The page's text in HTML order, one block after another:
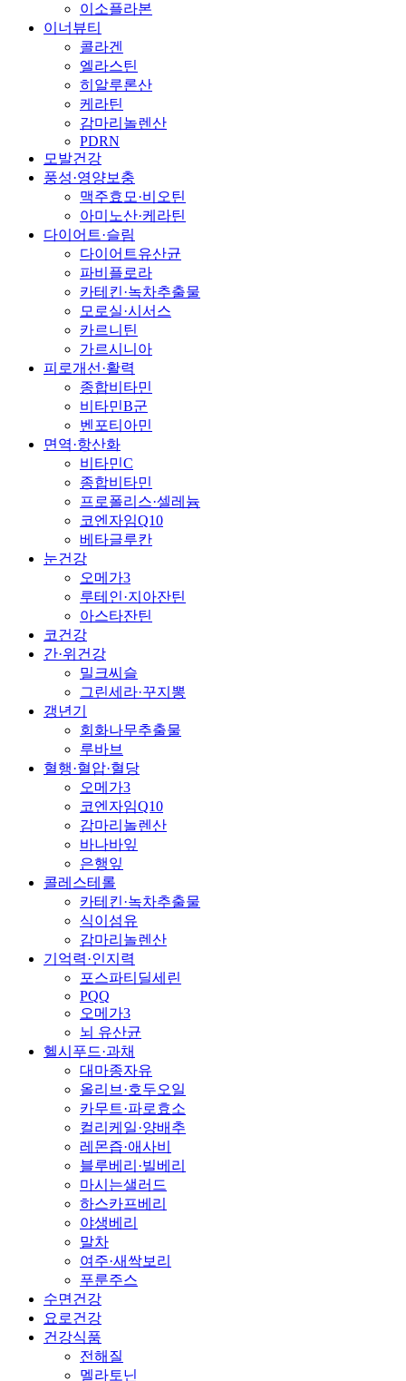
이소플라본
이너뷰티
콜라겐
엘라스틴
히알루론산
케라틴
감마리놀렌산
PDRN
모발건강
풍성·영양보충
맥주효모·비오틴
아미노산·케라틴
다이어트·슬림
다이어트유산균
파비플로라
카테킨·녹차추출물
모로실·시서스
카르니틴
가르시니아
피로개선·활력
종합비타민
비타민B군
벤포티아민
면역·항산화
비타민C
종합비타민
프로폴리스·셀레늄
코엔자임Q10
베타글루칸
눈건강
오메가3
루테인·지아잔틴
아스타잔틴
코건강
간·위건강
밀크씨슬
그린세라·꾸지뽕
갱년기
회화나무추출물
루바브
혈행·혈압·혈당
오메가3
코엔자임Q10
감마리놀렌산
바나바잎
은행잎
콜레스테롤
카테킨·녹차추출물
식이섬유
감마리놀렌산
기억력·인지력
포스파티딜세린
PQQ
오메가3
뇌 유산균
헬시푸드·과채
대마종자유
올리브·호두오일
카무트·파로효소
컬리케일·양배추
레몬즙·애사비
블루베리·빌베리
마시는샐러드
하스카프베리
야생베리
말차
여주·새싹보리
푸룬주스
수면건강
요로건강
건강식품
전해질
멜라토닌